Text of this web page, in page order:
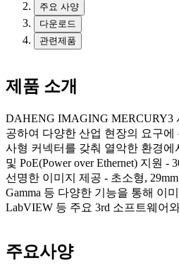
주요 사양
다운로드
관련제품
제품 소개
DAHENG IMAGING MERCURY3
공하여 다양한 산업 현장의 요구
사형 커넥터를 갖춰 열악한 환경
및 PoE(Power over Ethernet) 지원
선명한 이미지 제공 - 초소형,
Gamma 등 다양한 기능을 통해 이
LabVIEW 등 주요 3rd 소프트웨어
주요사양